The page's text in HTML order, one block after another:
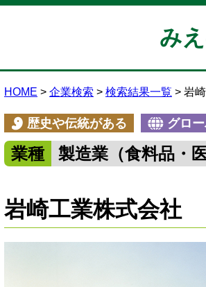
み
HOME 企業検索 検索結果一覧 岩
歴史や伝統がある グロ
業種 製造業（食料品・
岩崎工業株式会社